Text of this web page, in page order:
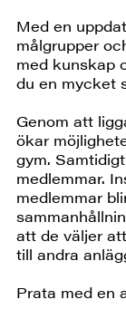
Med en
målgrupper
med kunskap
du en mycket
Genom att
ökar
gym.
medlemmar.
medlemmar
att de väljer
till andra
Prata med en